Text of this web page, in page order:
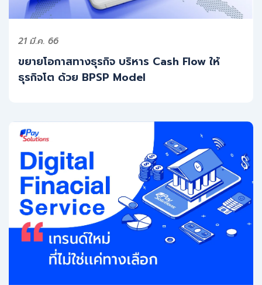
21 มี.ค. 66
ขยายโอกาสทางธุรกิจ บริหาร Cash Flow ให้
ธุรกิจโต ด้วย BPSP Model